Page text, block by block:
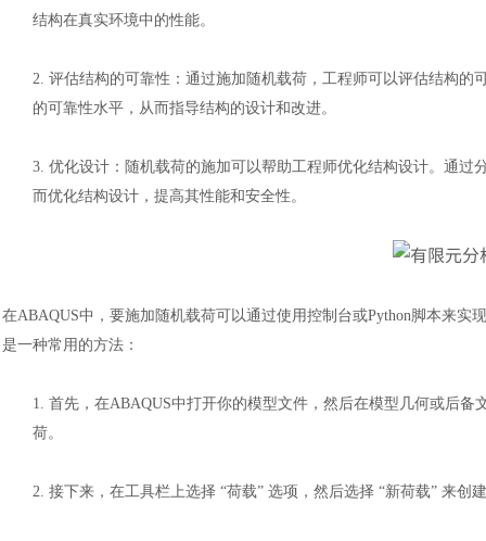
结构在真实环境中的性能。
2. 评估结构的可靠性：通过施加随机载荷，工程师可以评估结构
的可靠性水平，从而指导结构的设计和改进。
3. 优化设计：随机载荷的施加可以帮助工程师优化结构设计。通
而优化结构设计，提高其性能和安全性。
在ABAQUS中，要施加随机载荷可以通过使用控制台或Python脚本来实现
是一种常用的方法：
1. 首先，在ABAQUS中打开你的模型文件，然后在模型几何或后
荷。
2. 接下来，在工具栏上选择 “荷载” 选项，然后选择 “新荷载” 来创